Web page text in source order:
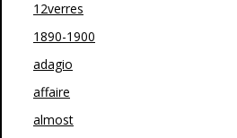
12verres
1890-1900
adagio
affaire
almost